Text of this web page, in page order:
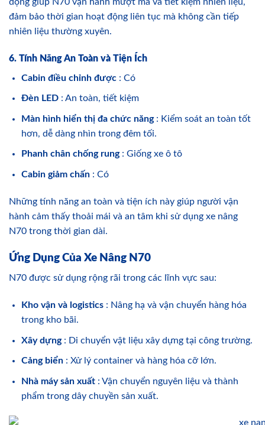
đảm bảo thời gian hoạt động liên tục mà không cần tiếp
nhiên liệu thường xuyên.
6. Tính Năng An Toàn và Tiện Ích
Cabin điều chỉnh được : Có
Đèn LED : An toàn, tiết kiệm
Màn hình hiển thị đa chức năng : Kiểm soát an toàn tốt
hơn, dễ dàng nhìn trong đêm tối.
Phanh chân chống rung : Giống xe ô tô
Cabin giảm chấn : Có
Những tính năng an toàn và tiện ích này giúp người vận
hành cảm thấy thoải mái và an tâm khi sử dụng xe nâng
N70 trong thời gian dài.
Ứng Dụng Của Xe Nâng N70
N70 được sử dụng rộng rãi trong các lĩnh vực sau:
Kho vận và logistics : Nâng hạ và vận chuyển hàng hóa
trong kho bãi.
Xây dựng : Di chuyển vật liệu xây dựng tại công trường.
Cảng biển : Xử lý container và hàng hóa cỡ lớn.
Nhà máy sản xuất : Vận chuyển nguyên liệu và thành
phẩm trong dây chuyền sản xuất.